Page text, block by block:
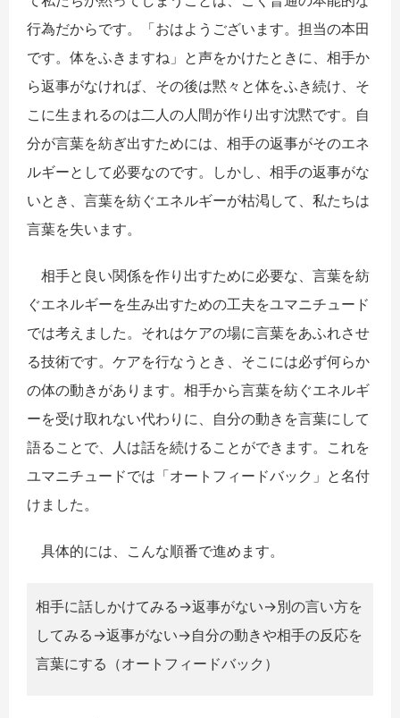
行為だからです。「おはようございます。担当の本田
です。体をふきますね」と声をかけたときに、相手か
ら返事がなければ、その後は黙々と体をふき続け、そ
こに生まれるのは二人の人間が作り出す沈黙です。自
分が言葉を紡ぎ出すためには、相手の返事がそのエネ
ルギーとして必要なのです。しかし、相手の返事がな
いとき、言葉を紡ぐエネルギーが枯渇して、私たちは
言葉を失います。
相手と良い関係を作り出すために必要な、言葉を紡
ぐエネルギーを生み出すための工夫をユマニチュード
では考えました。それはケアの場に言葉をあふれさせ
る技術です。ケアを行なうとき、そこには必ず何らか
の体の動きがあります。相手から言葉を紡ぐエネルギ
ーを受け取れない代わりに、自分の動きを言葉にして
語ることで、人は話を続けることができます。これを
ユマニチュードでは「オートフィードバック」と名付
けました。
具体的には、こんな順番で進めます。
相手に話しかけてみる→返事がない→別の言い方を
してみる→返事がない→自分の動きや相手の反応を
言葉にする（オートフィードバック）